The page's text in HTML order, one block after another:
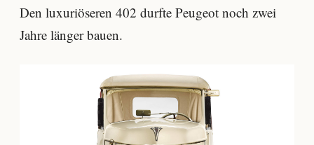
Den luxuriöseren 402 durfte Peugeot noch zwei
Jahre länger bauen.